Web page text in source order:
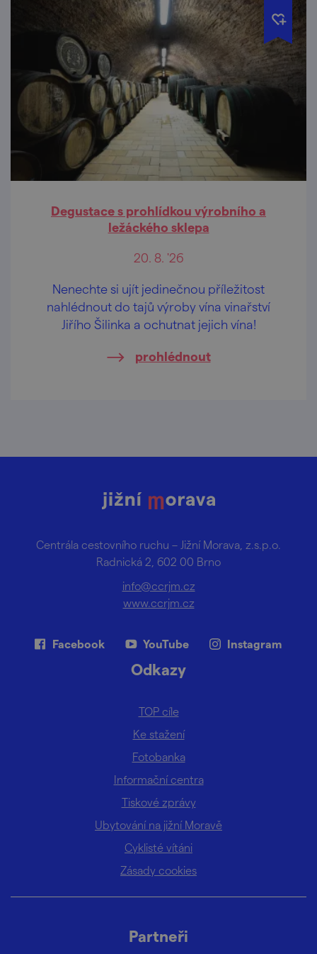
Degustace s prohlídkou výrobního a
ležáckého sklepa
20. 8. '26
Nenechte si ujít jedinečnou příležitost
nahlédnout do tajů výroby vína vinařství
Jiřího Šilinka a ochutnat jejich vína!
prohlédnout
Centrála cestovního ruchu – Jižní Morava, z.s.p.o.
Radnická 2, 602 00 Brno
info@ccrjm.cz
www.ccrjm.cz
Facebook YouTube Instagram
Odkazy
TOP cíle
Ke stažení
Fotobanka
Informační centra
Tiskové zprávy
Ubytování na jižní Moravě
Cyklisté vítáni
Zásady cookies
Partneři